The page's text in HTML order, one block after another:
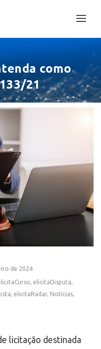
como
21
de 2024
, elicitaDisputa,
, elicitaRadar, Notícias,
licitação destinada